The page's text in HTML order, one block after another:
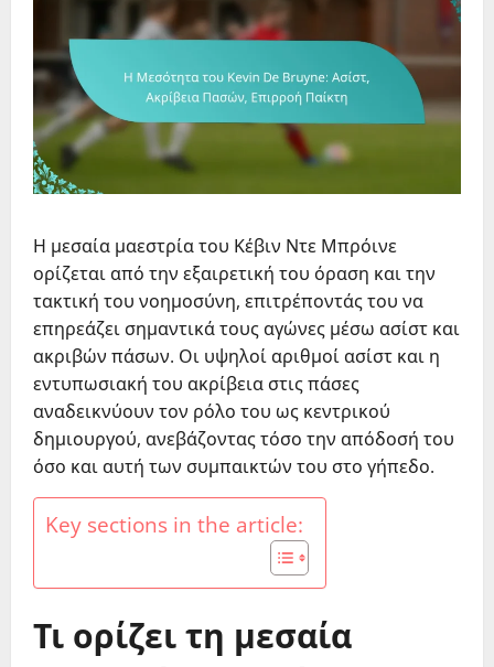
Η μεσαία μαεστρία του Κέβιν Ντε Μπρόινε
ορίζεται από την εξαιρετική του όραση και την
τακτική του νοημοσύνη, επιτρέποντάς του να
επηρεάζει σημαντικά τους αγώνες μέσω ασίστ και
ακριβών πάσων. Οι υψηλοί αριθμοί ασίστ και η
εντυπωσιακή του ακρίβεια στις πάσες
αναδεικνύουν τον ρόλο του ως κεντρικού
δημιουργού, ανεβάζοντας τόσο την απόδοσή του
όσο και αυτή των συμπαικτών του στο γήπεδο.
Key sections in the article:
Τι ορίζει τη μεσαία